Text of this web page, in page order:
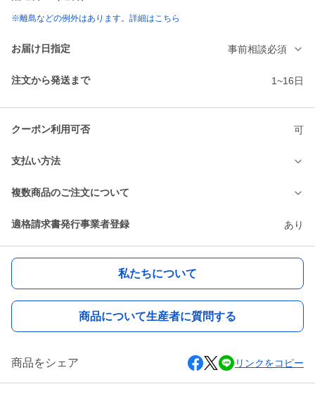
※離島などの例外はあります。詳細はこちら
お届け日指定 事前相談必須
注文から発送まで 1~16日
クーポン利用可否 可
支払い方法
複数商品のご注文について
適格請求書発行事業者登録 あり
私たちについて
商品について生産者に質問する
商品をシェア リンクをコピー